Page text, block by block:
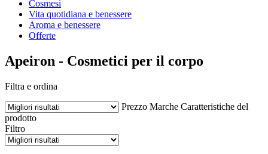
Cosmesi
Vita quotidiana e benessere
Aroma e benessere
Offerte
Apeiron - Cosmetici per il corpo
Filtra e ordina
Prezzo Marche Caratteristiche del
prodotto
Filtro